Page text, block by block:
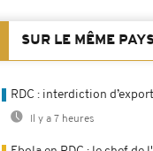
SUR LE MÊME
RDC : interdiction
Il y a 7 heures